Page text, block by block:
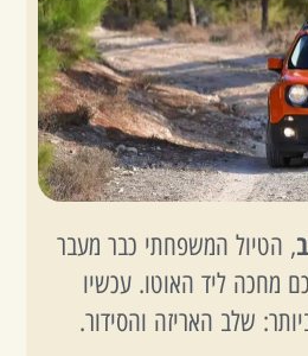
, הטיול המשפחתי כבר מעבר
מחכה ליד האוטו. עכשיו
שלב האריזה והסידור.